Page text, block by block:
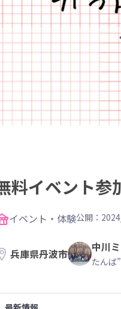
料イベント参
イベント・体験公開：
兵庫県丹波市 中川
たんば